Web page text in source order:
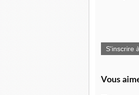
S'inscrire
Vous